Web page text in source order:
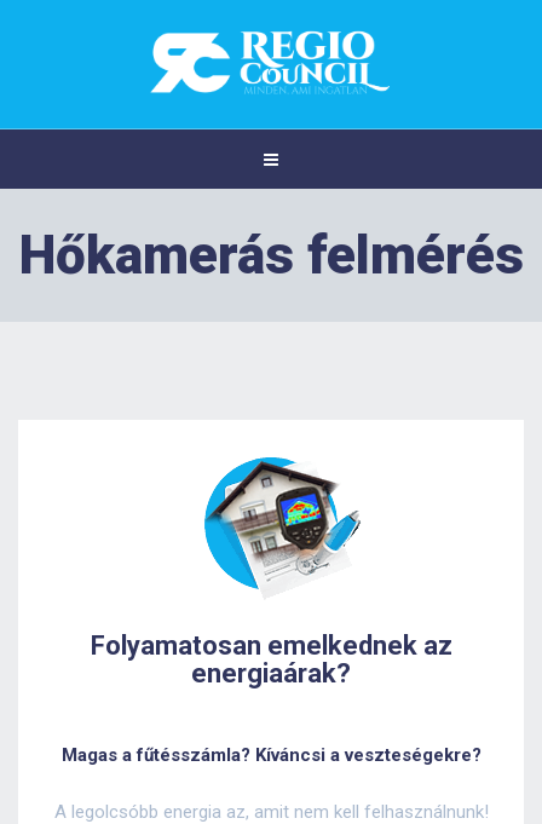
Hőkamerás felmérés
Folyamatosan emelkednek az
energiaárak?
Magas a fűtésszámla? Kíváncsi a veszteségekre?
A legolcsóbb energia az, amit nem kell felhasználnunk!